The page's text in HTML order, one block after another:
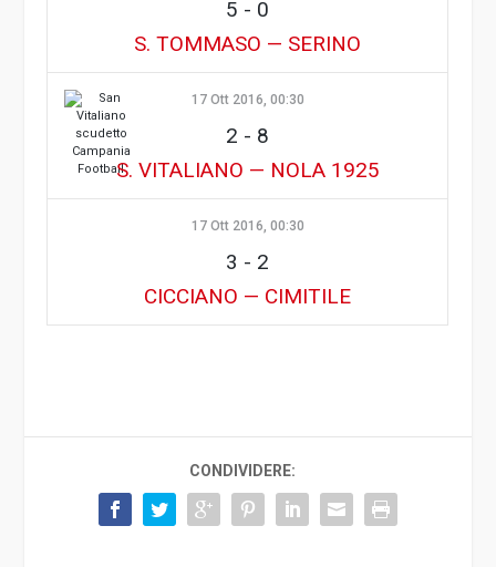
S. TOMMASO — SERINO
2
8
S. VITALIANO — NOLA 1925
3
2
CICCIANO — CIMITILE
CONDIVIDERE: